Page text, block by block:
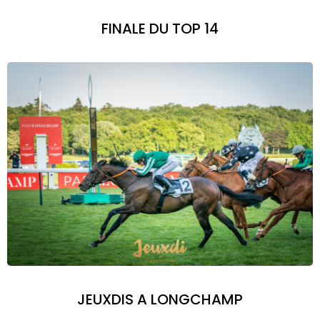
FINALE DU TOP 14
JEUXDIS A LONGCHAMP